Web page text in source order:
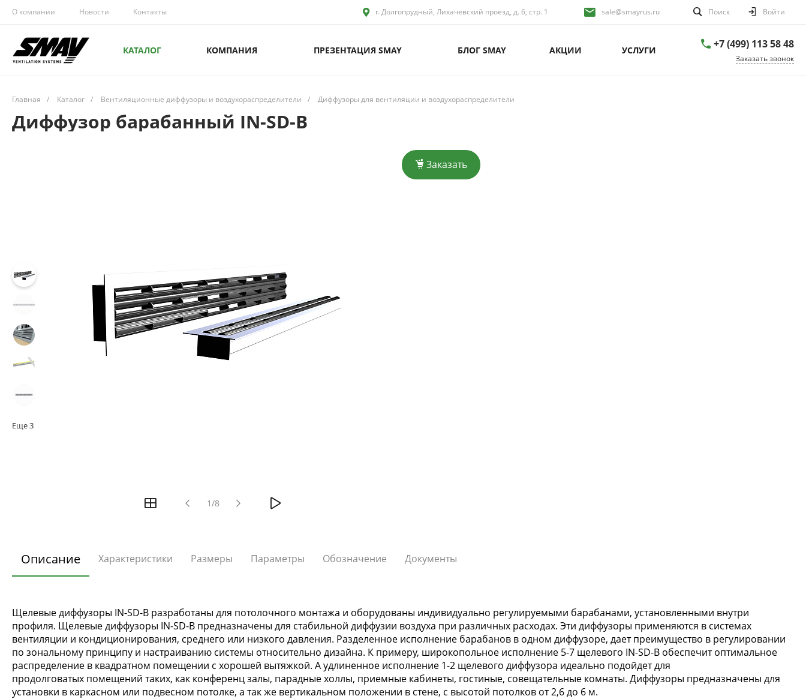
О компании Новости Контакты г. Долгопрудный, Лихачевский проезд, д. 6, стр. 1 sale@smayrus.ru Поиск Войти
КАТАЛОГ КОМПАНИЯ ПРЕЗЕНТАЦИЯ SMAY БЛОГ SMAY АКЦИИ УСЛУГИ +7 (499) 113 58 48
Заказать звонок
Главная / Каталог / Вентиляционные диффузоры и воздухораспределители / Диффузоры для вентиляции и воздухораспределители
Диффузор барабанный IN-SD-B
Еще3
1/8
Заказать
Описание Характеристики Размеры Параметры Обозначение Документы
Щелевые диффузоры IN-SD-B разработаны для потолочного монтажа и оборудованы индивидуально регулируемыми барабанами, установленными внутри
профиля. Щелевые диффузоры IN-SD-B предназначены для стабильной диффузии воздуха при различных расходах. Эти диффузоры применяются в системах
вентиляции и кондиционирования, среднего или низкого давления. Разделенное исполнение барабанов в одном диффузоре, дает преимущество в регулировании
по зональному принципу и настраиванию системы относительно дизайна. К примеру, широкопольное исполнение 5-7 щелевого IN-SD-B обеспечит оптимальное
распределение в квадратном помещении с хорошей вытяжкой. А удлиненное исполнение 1-2 щелевого диффузора идеально подойдет для
продолговатых помещений таких, как конференц залы, парадные холлы, приемные кабинеты, гостиные, совещательные комнаты. Диффузоры предназначены для
установки в каркасном или подвесном потолке, а так же вертикальном положении в стене, с высотой потолков от 2,6 до 6 м.